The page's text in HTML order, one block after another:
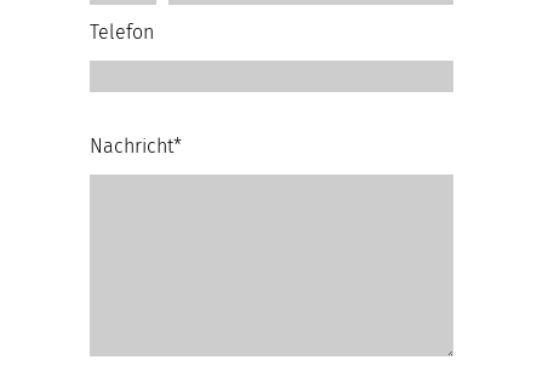
Telefon
Nachricht*